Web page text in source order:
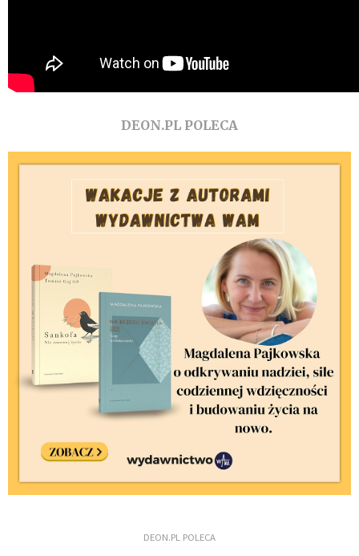
DEON.PL POLECA
DEON.PL POLECA